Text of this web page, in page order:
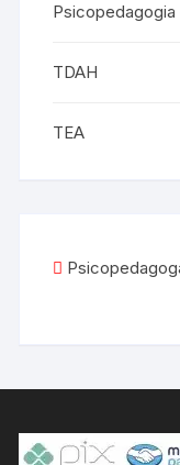
Psicopedagogia
TDAH
TEA